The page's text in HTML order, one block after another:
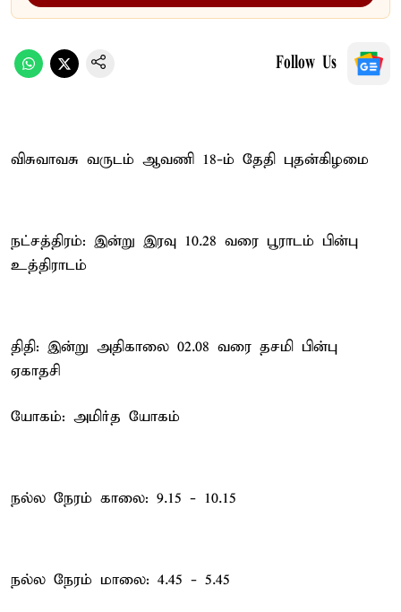
Follow Us
விசுவாவசு வருடம் ஆவணி 18-ம் தேதி புதன்கிழமை
நட்சத்திரம்: இன்று இரவு 10.28 வரை பூராடம் பின்பு
உத்திராடம்
திதி: இன்று அதிகாலை 02.08 வரை தசமி பின்பு
ஏகாதசி
யோகம்: அமிர்த யோகம்
நல்ல நேரம் காலை: 9.15 - 10.15
நல்ல நேரம் மாலை: 4.45 - 5.45